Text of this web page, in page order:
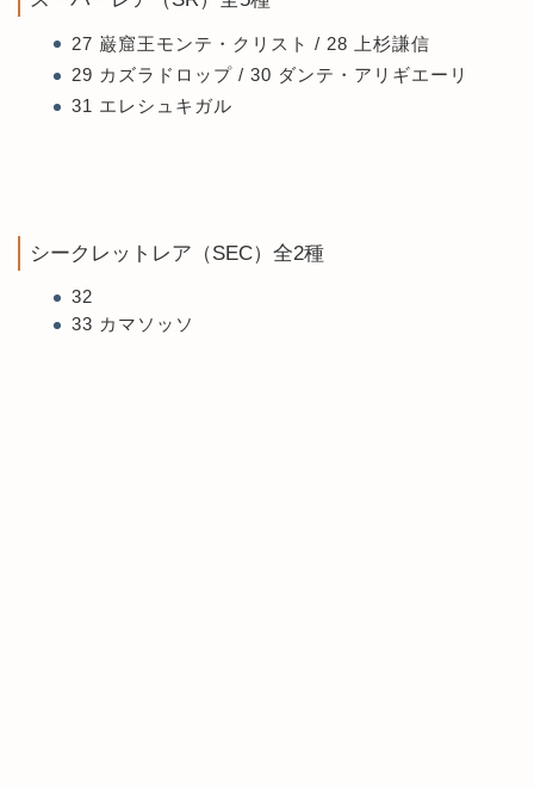
27 巌窟王モンテ・クリスト / 28 上杉謙信
29 カズラドロップ / 30 ダンテ・アリギエーリ
31 エレシュキガル
シークレットレア（SEC）全2種
32
33 カマソッソ